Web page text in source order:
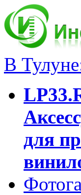
В
для